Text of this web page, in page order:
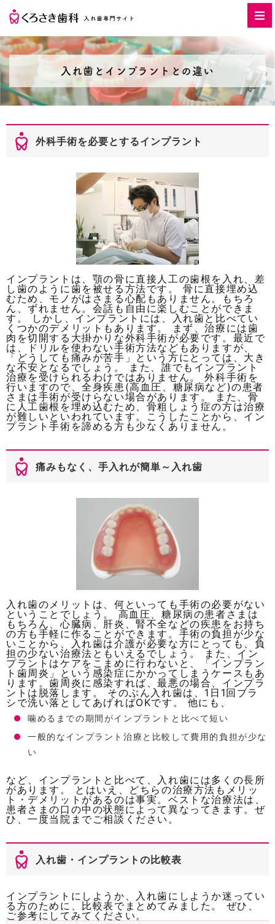
入れ歯とインプラントとの違い
外科手術を必要とするインプラント
インプラントは、顎の骨に直接人工の歯根を入れ、差
し歯のように歯を被せる方法です。 骨に直接埋め込
むため、モノがはさまる心配もありません。もちろ
ん、ずれません。会話も自由に楽しむことができま
す。 しかし、インプラントには、入れ歯と比べてい
くつかのデメリットもあります。 まず、治療には歯
肉を切開する大掛かりな外科手術が必要です。最近で
は、ドリルを使わない手術方法などもありますが、
「どうしても痛みが苦手」という方にとっては、大き
な不安となるでしょう。 また、誰でもインプラント
治療を受けられるわけではありません。 外科手術を
行いますので、全身疾患(高血圧、糖尿病など)の患者
さまは手術が受けらない場合があります。 また、骨
に人工歯根を埋め込むため、骨粗しょう症の方は治療
が難しいといわれています。こうしたことから、イン
プラント手術を諦める方も少なくありません。
痛みもなく、手入れが簡単～入れ歯
入れ歯のメリットは、何といっても手術の必要がない
ということでしょう。 高血圧、糖尿病の患者さまは
もちろん、心臓病、肝炎、腎不全などの疾患をお持ち
の方も手軽に作ることができます。手術の負担が少な
いことから、入れ歯は介護が必要な方にとっても、負
担の少ない治療法ともいえるでしょう。 また、イン
プラントはケアをこまめに行わないと、「インプラン
ト歯周炎」という感染症にかかってしまうケースもあ
ります。歯周炎に感染すれば、最悪の場合、インプラ
ントは脱落します。 そのぶん入れ歯は、1日1回ブラ
シで洗い落としてあげればOKです。 他にも、
噛めるまでの期間がインプラントと比べて短い
一般的なインプラント治療と比較して費用的負担が少な
い
など、インプラントと比べて、入れ歯には多くの長所
があります。 とはいえ、どちらの治療方法もメリッ
ト・デメリットがあるのは事実。ベストな治療法は、
患者さまの口の中の状態によって異なってきます。ぜ
ひ、一度当院までご相談ください。
入れ歯・インプラントの比較表
インプラントにしようか、入れ歯にしようか迷ってい
る方のために、比較表でまとめてみました。 ぜひ、
ご参考にしてみてください。